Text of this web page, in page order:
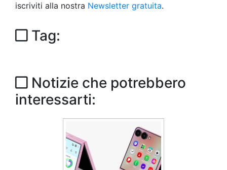
iscriviti alla nostra Newsletter gratuita.
Tag:
Notizie che potrebbero
interessarti: